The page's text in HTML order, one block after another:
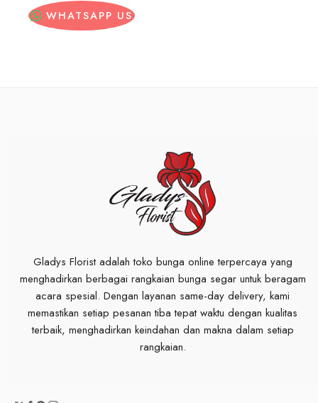
WHATSAPP US
Gladys Florist adalah toko bunga online terpercaya yang
menghadirkan berbagai rangkaian bunga segar untuk beragam
acara spesial. Dengan layanan same-day delivery, kami
memastikan setiap pesanan tiba tepat waktu dengan kualitas
terbaik, menghadirkan keindahan dan makna dalam setiap
rangkaian.